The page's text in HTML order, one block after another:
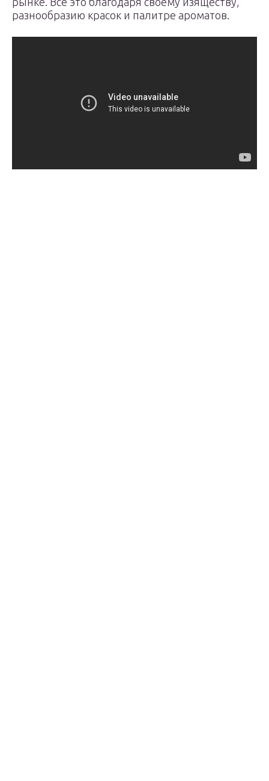
разнообразию красок и палитре ароматов.